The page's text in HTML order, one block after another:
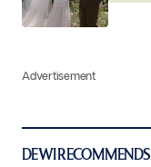
Advertisement
DEWI RECOMMENDS